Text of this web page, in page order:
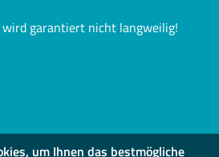
um Ihnen das bestmögliche
wird garantiert nicht langweilig!